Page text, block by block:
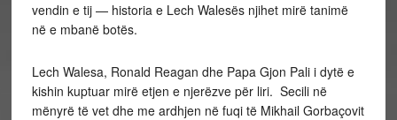
vendin e tij — historia e Lech Walesës njihet mirë tanimë
në e mbanë botës.
Lech Walesa, Ronald Reagan dhe Papa Gjon Pali i dytë e
kishin kuptuar mirë etjen e njerëzve për liri. Secili në
mënyrë të vet dhe me ardhjen në fuqi të Mikhail Gorbaçovit